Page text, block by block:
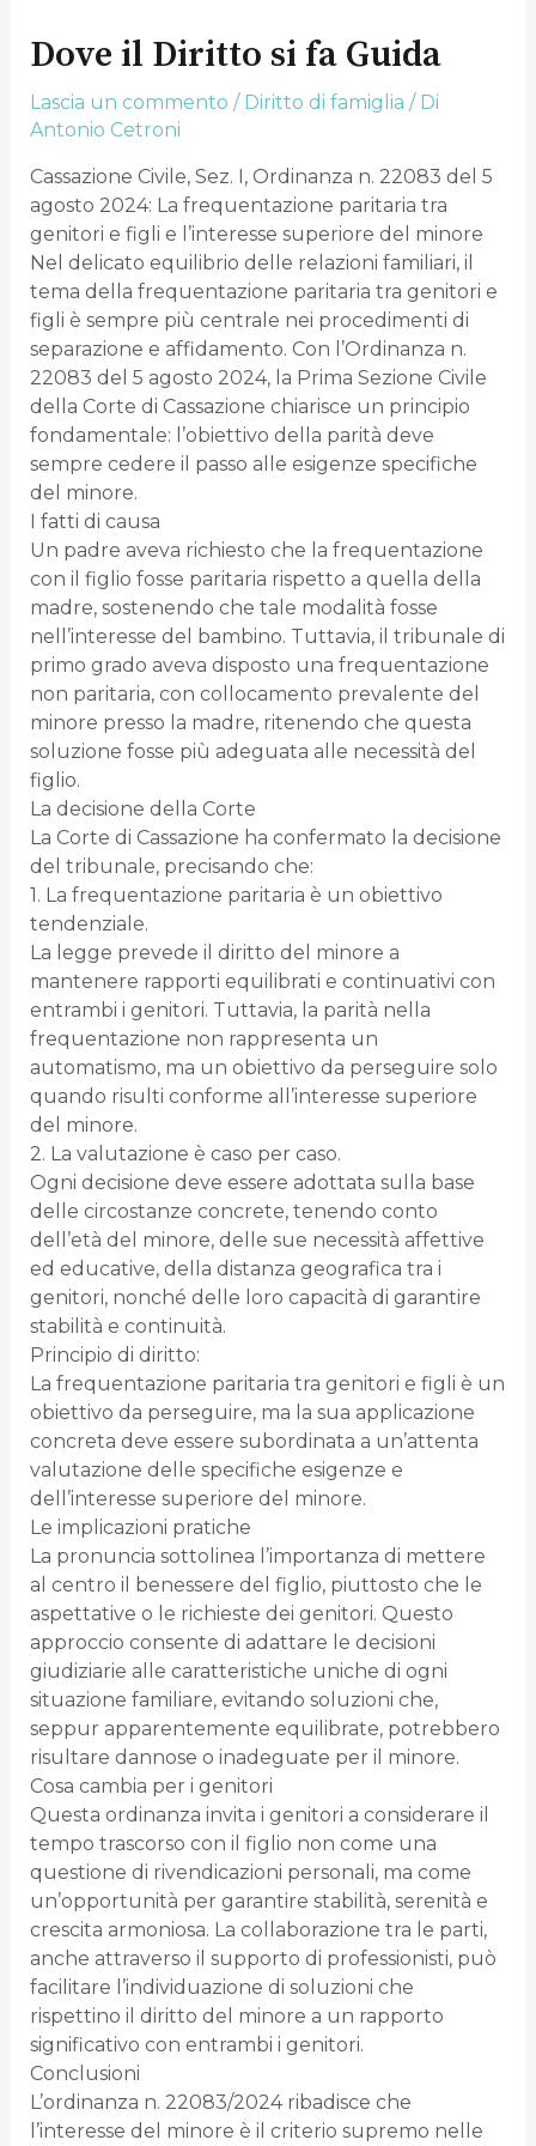
Dove il Diritto si fa Guida
Lascia un commento / Diritto di famiglia / Di
Antonio Cetroni
Cassazione Civile, Sez. I, Ordinanza n. 22083 del 5
agosto 2024: La frequentazione paritaria tra
genitori e figli e l’interesse superiore del minore
Nel delicato equilibrio delle relazioni familiari, il
tema della frequentazione paritaria tra genitori e
figli è sempre più centrale nei procedimenti di
separazione e affidamento. Con l’Ordinanza n.
22083 del 5 agosto 2024, la Prima Sezione Civile
della Corte di Cassazione chiarisce un principio
fondamentale: l’obiettivo della parità deve
sempre cedere il passo alle esigenze specifiche
del minore.
I fatti di causa
Un padre aveva richiesto che la frequentazione
con il figlio fosse paritaria rispetto a quella della
madre, sostenendo che tale modalità fosse
nell’interesse del bambino. Tuttavia, il tribunale di
primo grado aveva disposto una frequentazione
non paritaria, con collocamento prevalente del
minore presso la madre, ritenendo che questa
soluzione fosse più adeguata alle necessità del
figlio.
La decisione della Corte
La Corte di Cassazione ha confermato la decisione
del tribunale, precisando che:
1. La frequentazione paritaria è un obiettivo
tendenziale.
La legge prevede il diritto del minore a
mantenere rapporti equilibrati e continuativi con
entrambi i genitori. Tuttavia, la parità nella
frequentazione non rappresenta un
automatismo, ma un obiettivo da perseguire solo
quando risulti conforme all’interesse superiore
del minore.
2. La valutazione è caso per caso.
Ogni decisione deve essere adottata sulla base
delle circostanze concrete, tenendo conto
dell’età del minore, delle sue necessità affettive
ed educative, della distanza geografica tra i
genitori, nonché delle loro capacità di garantire
stabilità e continuità.
Principio di diritto:
La frequentazione paritaria tra genitori e figli è un
obiettivo da perseguire, ma la sua applicazione
concreta deve essere subordinata a un’attenta
valutazione delle specifiche esigenze e
dell’interesse superiore del minore.
Le implicazioni pratiche
La pronuncia sottolinea l’importanza di mettere
al centro il benessere del figlio, piuttosto che le
aspettative o le richieste dei genitori. Questo
approccio consente di adattare le decisioni
giudiziarie alle caratteristiche uniche di ogni
situazione familiare, evitando soluzioni che,
seppur apparentemente equilibrate, potrebbero
risultare dannose o inadeguate per il minore.
Cosa cambia per i genitori
Questa ordinanza invita i genitori a considerare il
tempo trascorso con il figlio non come una
questione di rivendicazioni personali, ma come
un’opportunità per garantire stabilità, serenità e
crescita armoniosa. La collaborazione tra le parti,
anche attraverso il supporto di professionisti, può
facilitare l’individuazione di soluzioni che
rispettino il diritto del minore a un rapporto
significativo con entrambi i genitori.
Conclusioni
L’ordinanza n. 22083/2024 ribadisce che
l’interesse del minore è il criterio supremo nelle